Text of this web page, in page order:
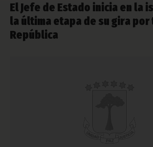
El Jefe de Estado inicia en la
la última etapa de su gira por
República